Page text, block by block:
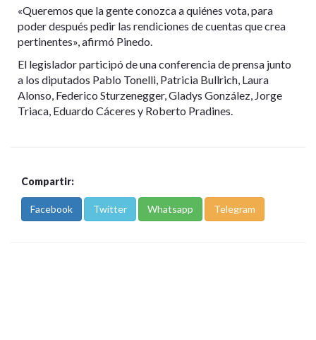
«Queremos que la gente conozca a quiénes vota, para
poder después pedir las rendiciones de cuentas que crea
pertinentes», afirmó Pinedo.
El legislador participó de una conferencia de prensa junto
a los diputados Pablo Tonelli, Patricia Bullrich, Laura
Alonso, Federico Sturzenegger, Gladys González, Jorge
Triaca, Eduardo Cáceres y Roberto Pradines.
Compartir:
Facebook Twitter Whatsapp Telegram